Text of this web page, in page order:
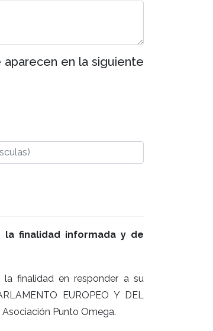
en la siguiente
finalidad informada y de
finalidad en responder a su
EUROPEO Y DEL
Punto Omega.